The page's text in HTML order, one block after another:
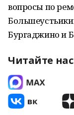
вопросы по
Бургаджино и
Читайте нас